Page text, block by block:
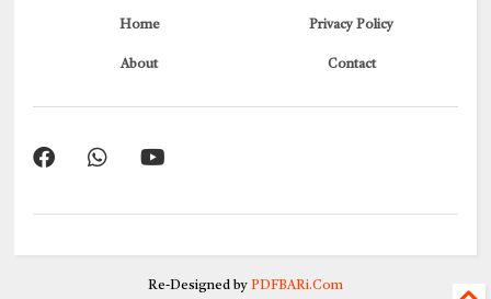
Home Privacy Policy
About Contact
Re-Designed by PDFBARi.Com